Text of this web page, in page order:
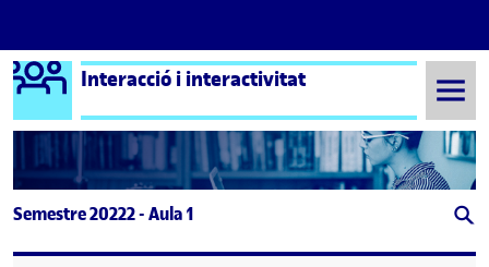
Saltar al contenido
Logo Ágora
Interacció i interactivitat
Semestre 20222 - Aula 1